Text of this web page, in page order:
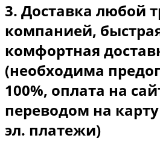
3. Доставка любой
компанией,
комфортная
(необходима
100%, оплата на
переводом на
эл. платежи)